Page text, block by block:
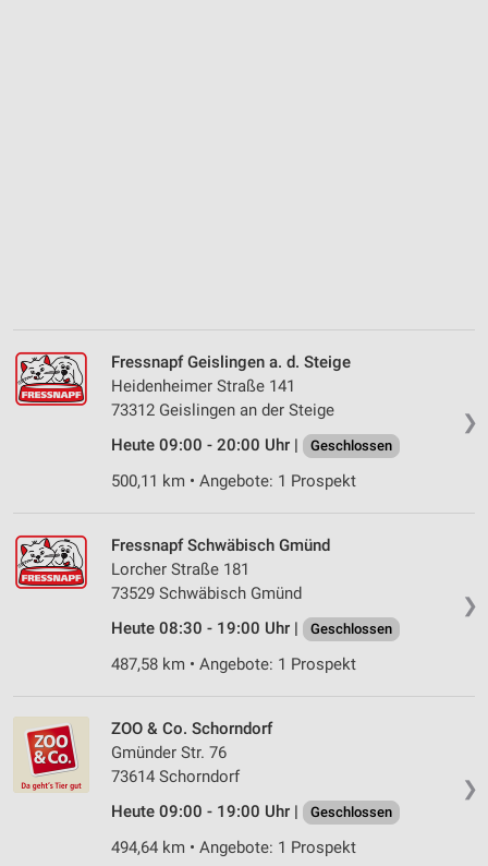
❯
Fressnapf Geislingen a. d. Steige
Heidenheimer Straße 141
73312 Geislingen an der Steige
Heute 09:00 - 20:00 Uhr |
Geschlossen
500,11 km • Angebote: 1 Prospekt
❯
Fressnapf Schwäbisch Gmünd
Lorcher Straße 181
73529 Schwäbisch Gmünd
Heute 08:30 - 19:00 Uhr |
Geschlossen
487,58 km • Angebote: 1 Prospekt
❯
ZOO & Co. Schorndorf
Gmünder Str. 76
73614 Schorndorf
Heute 09:00 - 19:00 Uhr |
Geschlossen
494,64 km • Angebote: 1 Prospekt